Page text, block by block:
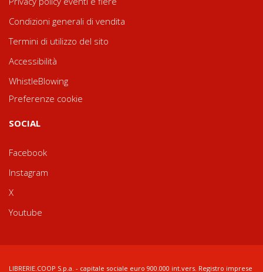
Condizioni generali di vendita
Termini di utilizzo del sito
Accessibilità
WhistleBlowing
Preferenze cookie
SOCIAL
Facebook
Instagram
X
Youtube
LIBRERIE.COOP S.p.a. - capitale sociale euro 900.000 int.vers. Registro imprese